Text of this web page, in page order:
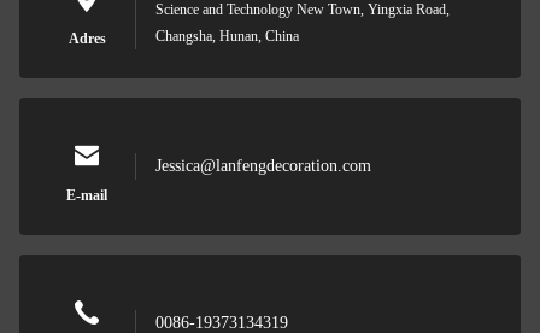
Adres
Science and Technology New Town, Yingxia Road,
Changsha, Hunan, China
E-mail
Jessica@lanfengdecoration.com
0086-19373134319